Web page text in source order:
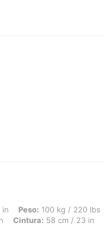
kg / 220 lbs, Forma del
in Peso: 100 kg / 220 lbs
Cintura: 58 cm / 23 in